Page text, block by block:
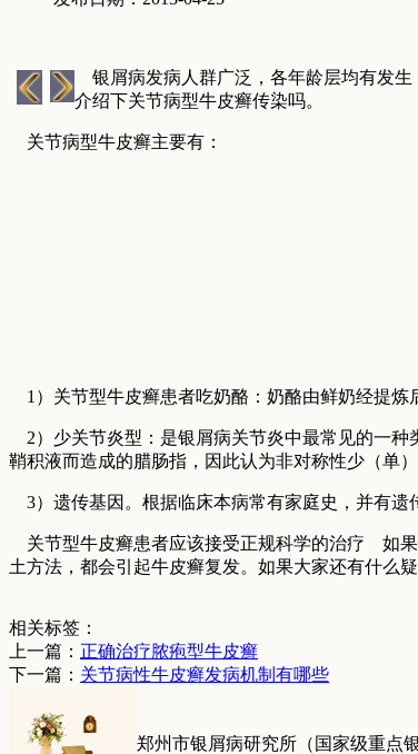
银屑病发病人群广泛，各年龄层均有发生
介绍下关节病型牛皮癣传染吗。
关节病型牛皮癣主要有：
1）关节型牛皮癣患者吃奶酪：奶酪由鲜奶经提炼
2）少关节炎型：是银屑病关节炎中最常见的一种
鞘积液而造成的腊肠指，因此认为非对称性少（单
3）遗传基因。根据临床本病常有家庭史，并有
关节型牛皮癣患者应该接受正规科学的治疗 如果
土方法，都会引起牛皮癣复发。如果大家还有什么
相关标签：
上一篇： 正确治疗脓疱型牛皮癣
下一篇： 关节病性牛皮癣发病机制有哪些
郑州市银屑病研究所（国家级重点